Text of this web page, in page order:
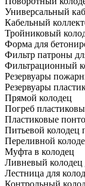
Универсальный
Кабельный
Тройниковый
Форма для
Фильтр патроны
Фильтрационный
Резервуары
Резервуары
Прямой колодец
Погреб
Пластиковые
Питьевой колодец
Переливной
Муфта в колодец
Ливневый
Лестница для
Контрольный